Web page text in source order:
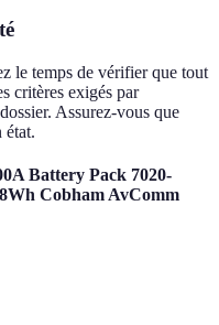
le temps de vérifier que tout
critères exigés par
Assurez-vous que
état.
Battery Pack 7020-
Cobham AvComm